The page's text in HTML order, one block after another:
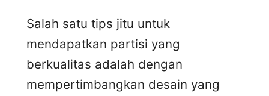
Salah satu tips jitu untuk
mendapatkan partisi yang
berkualitas adalah dengan
mempertimbangkan desain yang